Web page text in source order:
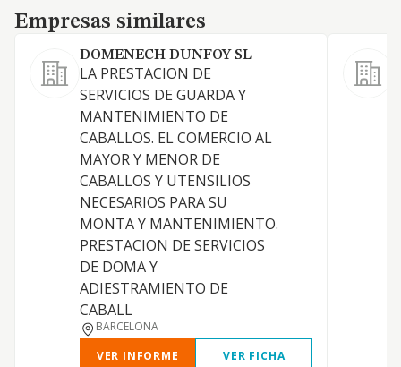
Empresas similares
Empresas similares
DOMENECH DUNFOY SL
LA PRESTACION DE
SERVICIOS DE GUARDA Y
MANTENIMIENTO DE
CABALLOS. EL COMERCIO AL
MAYOR Y MENOR DE
CABALLOS Y UTENSILIOS
NECESARIOS PARA SU
MONTA Y MANTENIMIENTO.
PRESTACION DE SERVICIOS
DE DOMA Y
ADIESTRAMIENTO DE
CABALL
BARCELONA
VER INFORME
VER FICHA